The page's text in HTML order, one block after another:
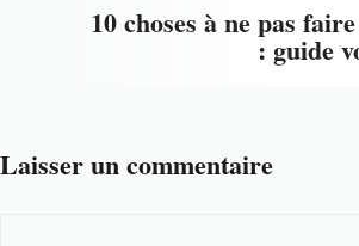
10 choses à ne pas
: guide
Laisser un commentaire